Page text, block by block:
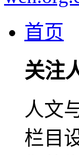
首页
关注
人文
栏目